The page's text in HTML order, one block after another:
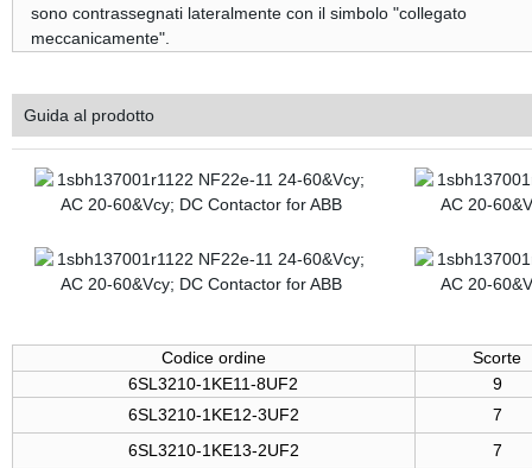
sono contrassegnati lateralmente con il simbolo "collegato
meccanicamente".
Guida al prodotto
Codice ordine
Scorte
6SL3210-1KE11-8UF2
9
6SL3210-1KE12-3UF2
7
6SL3210-1KE13-2UF2
7